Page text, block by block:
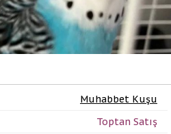
Muhabbet Kuşu
Toptan Satış